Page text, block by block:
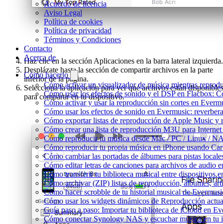
Acuerdo de licencia
Aviso Legal
Política de cookies
Política de privacidad
Términos y Condiciones
Contacto
Acerca de
Cómo hacerlo
Cómo activar un visualizador de música mientras
Cómo usar los efectos de sonido y el DSP en Flacbox:
Cómo activar y usar la reproducción sin cortes en
Cómo usar los efectos de sonido en Evermusic:
Cómo exportar listas de reproducción de Apple Music y
Cómo crear una lista de reproducción M3U para
Cómo reproducir tu música desde Mac / PC / Linux /
Cómo reproducir tu propia música en iPhone usando
Cómo cambiar las portadas de álbumes para pistas
Cómo editar letras de canciones para archivos de audio
Cómo transferir tu biblioteca musical entre dispositivos
Cómo archivar (ZIP) listas de reproducción, álbumes,
Cómo hacer scrobble de tu historial musical de
Cómo usar los widgets dinámicos de Reproducción
Guía paso a paso: Importar tu biblioteca de iCloud en
Cómo conectar Synology NAS y escuchar música en tu
Haz clic en la sección Aplicaciones en la barra lateral izquierda.
Desplázate hasta la sección de compartir archivos en la parte
inferior de la página.
Selecciona la aplicación para ver qué archivos están disponibles
para compartir en tu dispositivo.